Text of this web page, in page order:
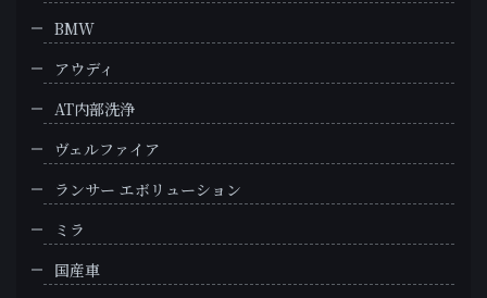
BMW
アウディ
AT内部洗浄
ヴェルファイア
ランサー エボリューション
ミラ
国産車